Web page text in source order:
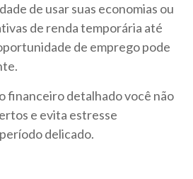
de usar suas economias ou
de renda temporária até
de emprego pode
financeiro detalhado você não
e evita estresse
delicado.